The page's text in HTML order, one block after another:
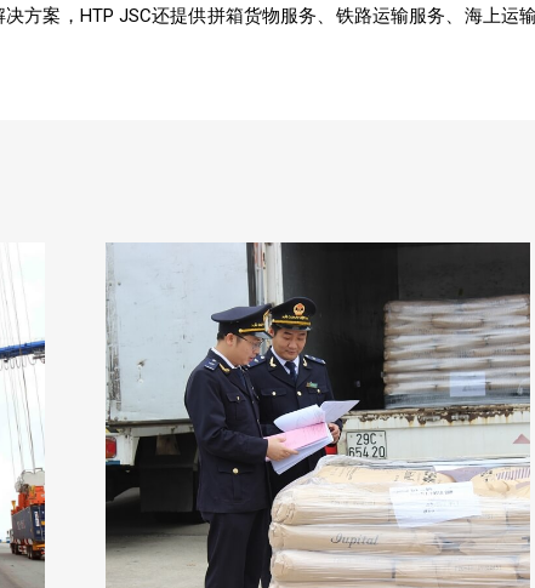
方案，HTP JSC还提供拼箱货物服务、铁路运输服务、海上